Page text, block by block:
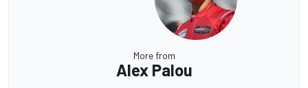
More from
Alex Palou